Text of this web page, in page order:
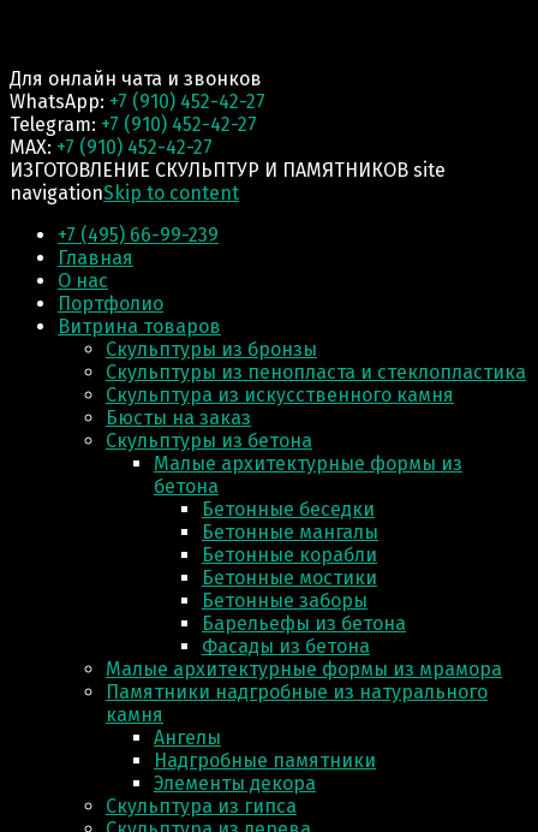
Для онлайн чата и звонков
WhatsApp: +7 (910) 452-42-27
Telegram: +7 (910) 452-42-27
MAX: +7 (910) 452-42-27
ИЗГОТОВЛЕНИЕ СКУЛЬПТУР И ПАМЯТНИКОВ site
navigationSkip to content
+7 (495) 66-99-239
Главная
О нас
Портфолио
Витрина товаров
Скульптуры из бронзы
Скульптуры из пенопласта и стеклопластика
Скульптура из искусственного камня
Бюсты на заказ
Скульптуры из бетона
Малые архитектурные формы из
бетона
Бетонные беседки
Бетонные мангалы
Бетонные корабли
Бетонные мостики
Бетонные заборы
Барельефы из бетона
Фасады из бетона
Малые архитектурные формы из мрамора
Памятники надгробные из натурального
камня
Ангелы
Надгробные памятники
Элементы декора
Скульптура из гипса